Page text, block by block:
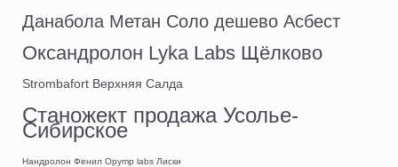
Данабола Метан Соло дешево Асбест
Оксандролон Lyka Labs Щёлково
Strombafort Верхняя Салда
Станожект продажа Усолье-
Сибирское
Нандролон Фенил Opymp labs Лиски